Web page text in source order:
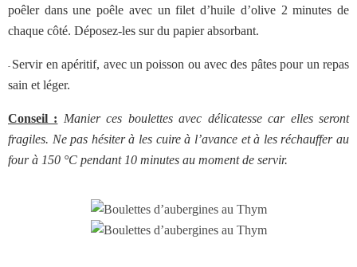
poêler dans une poêle avec un filet d’huile d’olive 2 minutes de
chaque côté. Déposez-les sur du papier absorbant.
Servir en apéritif, avec un poisson ou avec des pâtes pour un repas
sain et léger.
Conseil : Manier ces boulettes avec délicatesse car elles seront
fragiles. Ne pas hésiter à les cuire à l’avance et à les réchauffer au
four à 150 °C pendant 10 minutes au moment de servir.